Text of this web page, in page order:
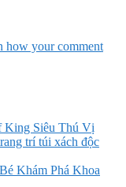
how your comment
King Siêu Thú Vị
trí túi xách độc
Khám Phá Khoa